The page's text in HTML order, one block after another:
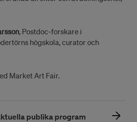
, Postdoc-forskare i
högskola, curator och
Market Art Fair.
publika program